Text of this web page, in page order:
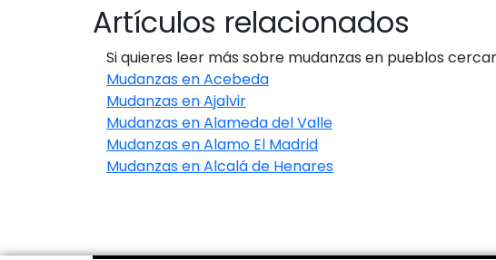
Artículos relacionados
Si quieres leer más sobre mudanzas en pueblos
Mudanzas en Acebeda
Mudanzas en Ajalvir
Mudanzas en Alameda del Valle
Mudanzas en Alamo El Madrid
Mudanzas en Alcalá de Henares